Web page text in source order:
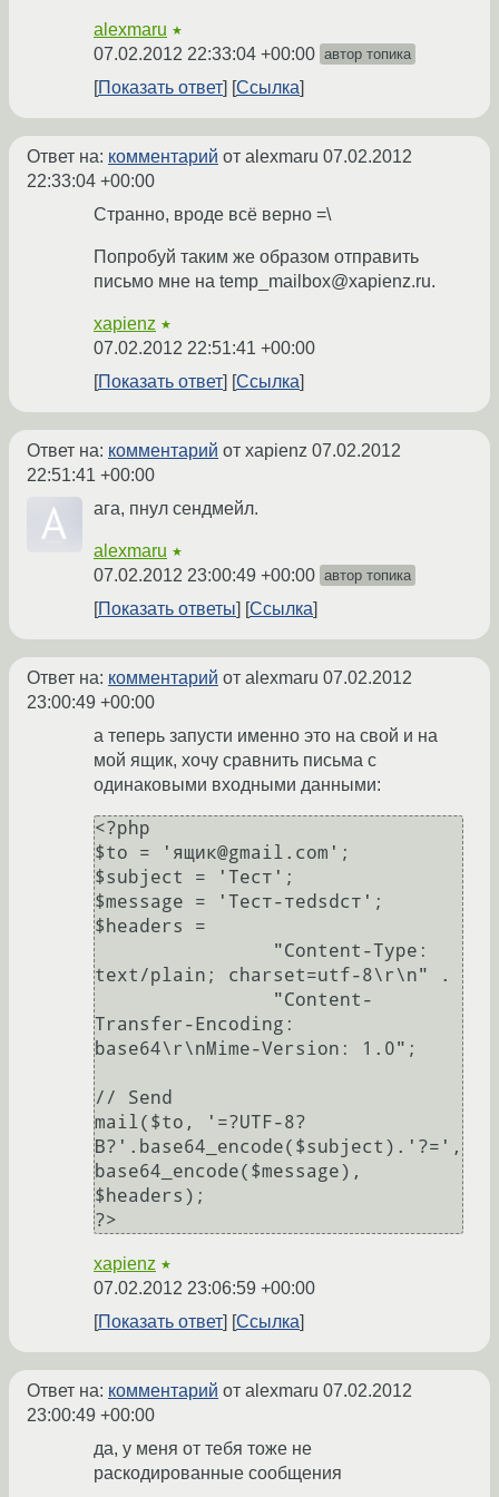
alexmaru ★
07.02.2012 22:33:04 +00:00 автор топика
Показать ответ Ссылка
Ответ на: комментарий от alexmaru 07.02.2012
22:33:04 +00:00
Странно, вроде всё верно =\
Попробуй таким же образом отправить
письмо мне на temp_mailbox@xapienz.ru.
xapienz ★
07.02.2012 22:51:41 +00:00
Показать ответ
Ссылка
Ответ на: комментарий от xapienz 07.02.2012
22:51:41 +00:00
ага, пнул сендмейл.
alexmaru ★
07.02.2012 23:00:49 +00:00 автор топика
Показать ответы Ссылка
Ответ на: комментарий от alexmaru 07.02.2012
23:00:49 +00:00
а теперь запусти именно это на свой и на
мой ящик, хочу сравнить письма с
одинаковыми входными данными:
<?php
$to = 'ящик@gmail.com';
$subject = 'Тест';
$message = 'Тест-теdsdст';
$headers =
text/plain; charset=utf-8\r\n" .
Transfer-Encoding:
base64\r\nMime-Version: 1.0";
// Send
mail($to, '=?UTF-8?
B?'.base64_encode($subject).'?=',
base64_encode($message),
$headers);
xapienz ★
07.02.2012 23:06:59 +00:00
Показать ответ
Ссылка
Ответ на: комментарий от alexmaru 07.02.2012
23:00:49 +00:00
да, у меня от тебя тоже не
раскодированные сообщения